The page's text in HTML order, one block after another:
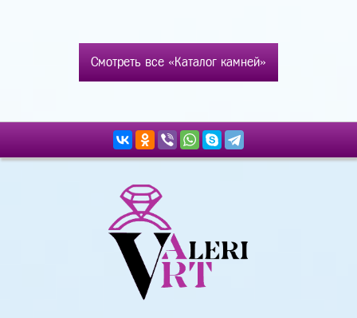
Смотреть все «Каталог камней»